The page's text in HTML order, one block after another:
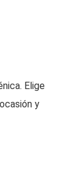
Elige
y